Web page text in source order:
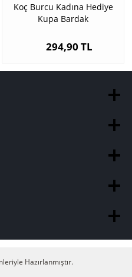
Koç Burcu Kadına Hediye
Kupa Bardak
294,90 TL
Hazırlanmıştır.